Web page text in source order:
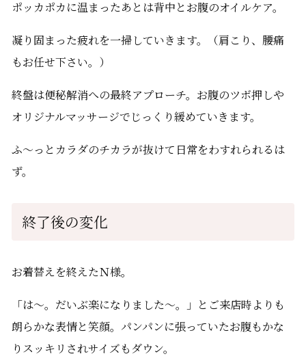
ポッカポカに温まったあとは背中とお腹のオイルケア。
凝り固まった疲れを一掃していきます。（肩こり、腰痛
もお任せ下さい。）
終盤は便秘解消への最終アプローチ。お腹のツボ押しや
オリジナルマッサージでじっくり緩めていきます。
ふ～っとカラダのチカラが抜けて日常をわすれられるは
ず。
終了後の変化
お着替えを終えたＮ様。
「は～。だいぶ楽になりました～。」とご来店時よりも
朗らかな表情と笑顔。パンパンに張っていたお腹もかな
りスッキリされサイズもダウン。